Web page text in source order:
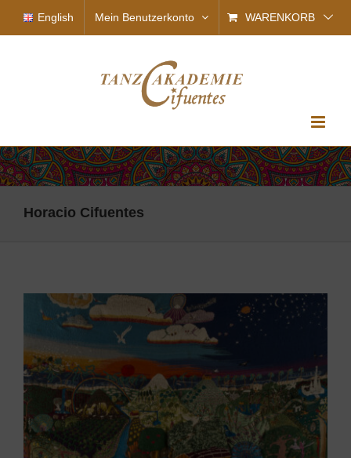
Inhalt
English Mein Benutzerkonto WARENKORB
Horacio Cifuentes